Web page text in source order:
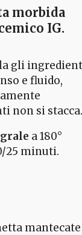
morbida
IG.
gli
e fluido,
non si stacca.
a 180°
25 minuti.
mantecate